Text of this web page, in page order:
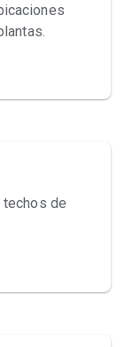
techos de